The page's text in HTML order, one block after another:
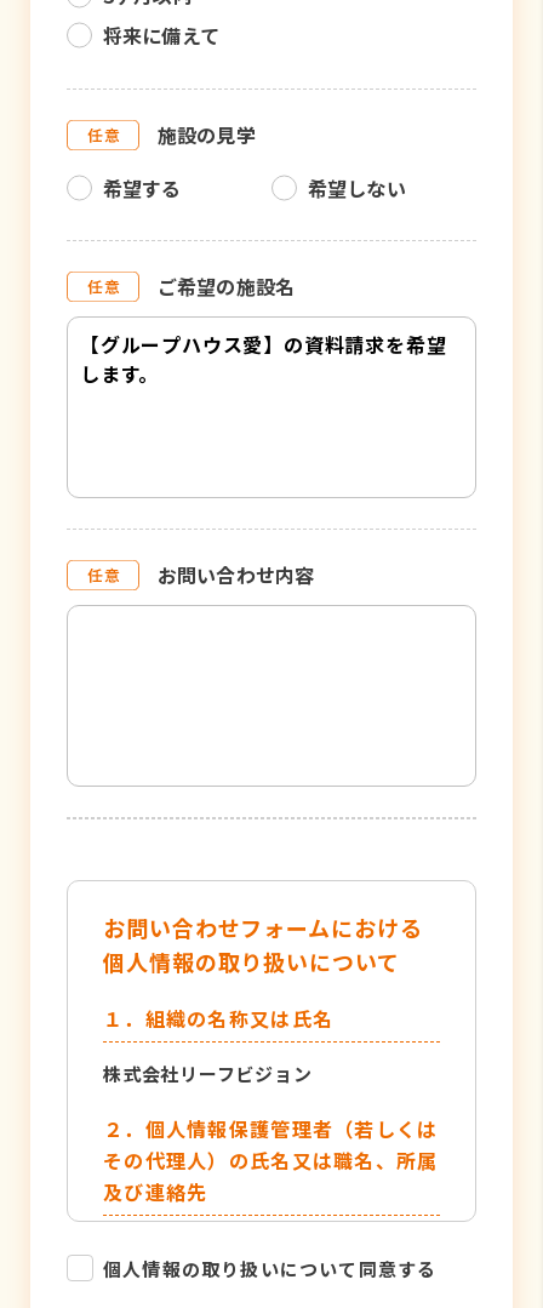
将来に備えて
施設の見学
希望する
希望しない
ご希望の施設名
お問い合わせ内容
お問い合わせフォームにおける
個人情報の取り扱いについて
１．組織の名称又は氏名
株式会社リーフビジョン
２．個人情報保護管理者（若しくは
その代理人）の氏名又は職名、所属
及び連絡先
TEL：052-884-2050
個人情報の取り扱いについて同意する